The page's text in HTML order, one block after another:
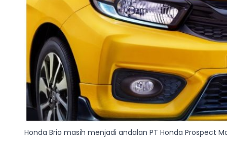
Honda Brio masih menjadi andalan PT Honda Prospect